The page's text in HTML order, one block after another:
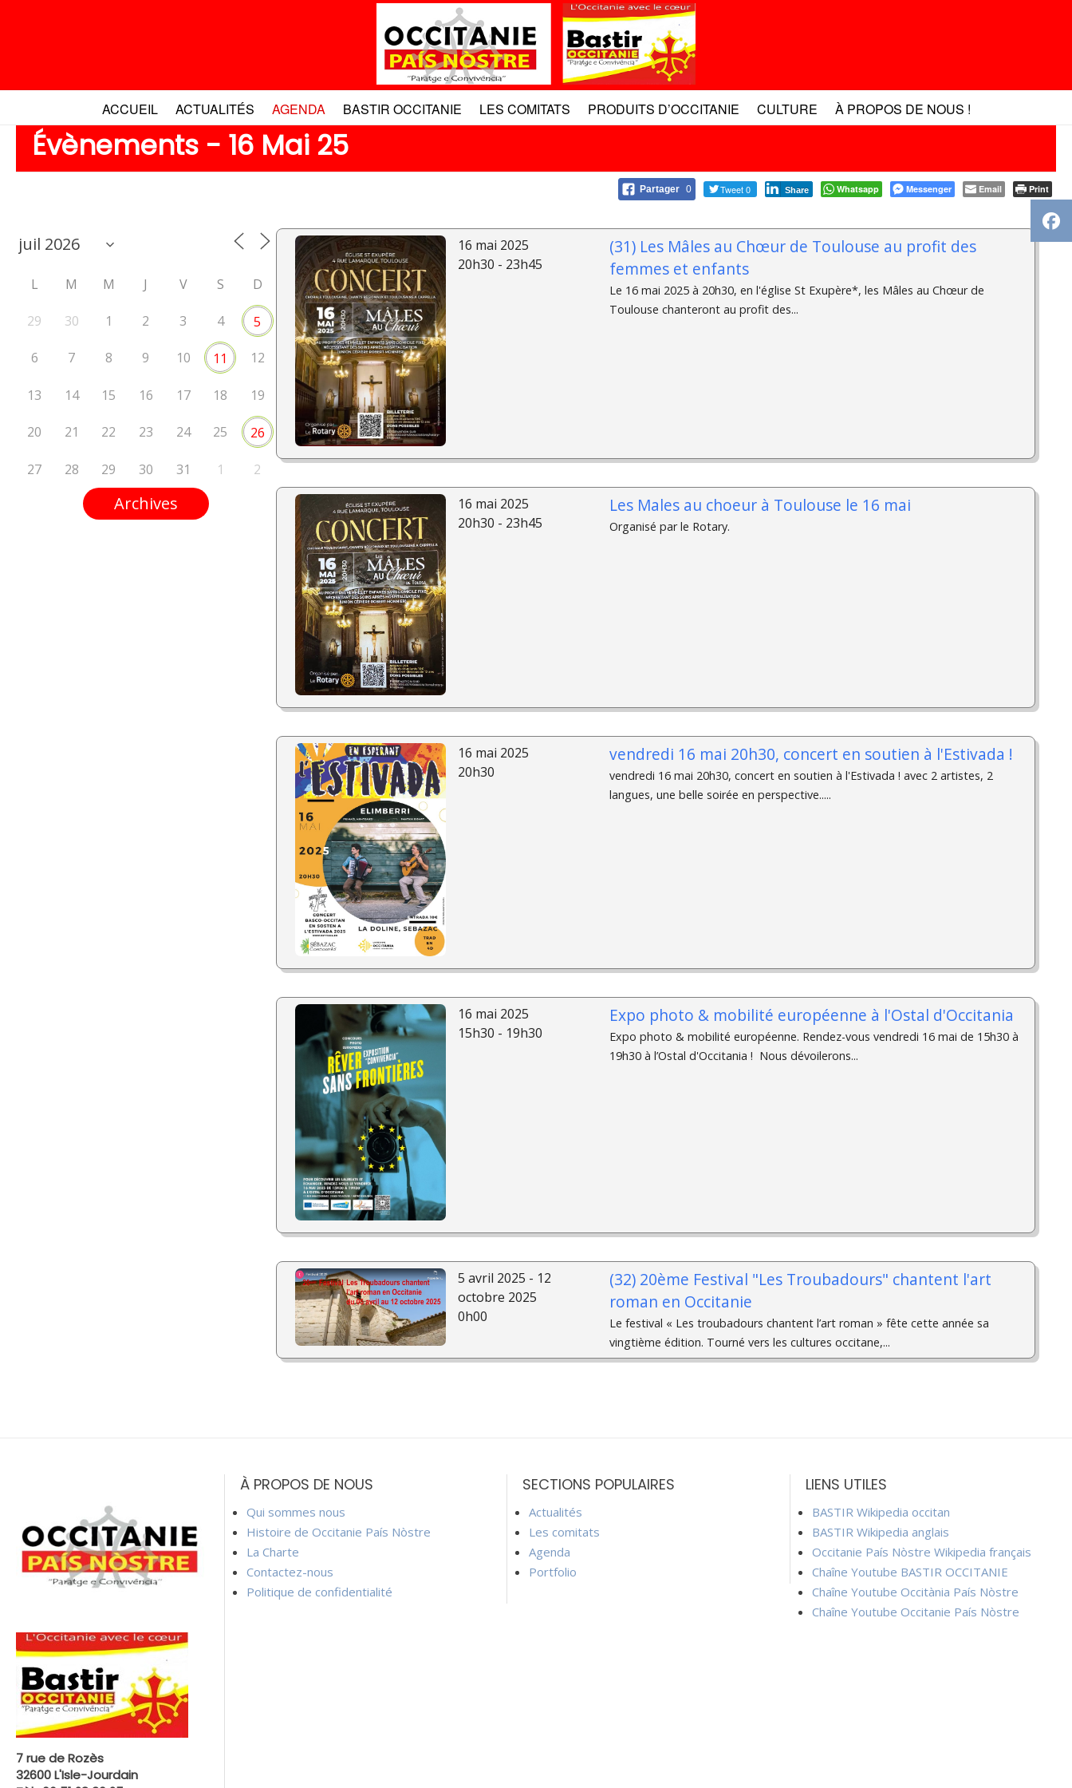
ACCUEIL ACTUALITÉS AGENDA BASTIR OCCITANIE LES COMITATS PRODUITS D’OCCITANIE CULTURE À PROPOS DE NOUS !
Évènements - 16 Mai 25
Partager 0 Tweet 0 Share Whatsapp Messenger Email Print
L M M J V S D
29 30 1 2 3 4 5
6 7 8 9 10 11 12
13 14 15 16 17 18 19
20 21 22 23 24 25 26
27 28 29 30 31 1 2
Archives
16 mai 2025
20h30 - 23h45
(31) Les Mâles au Chœur de Toulouse au profit des
femmes et enfants
Le 16 mai 2025 à 20h30, en l'église St Exupère*, les Mâles au Chœur de
Toulouse chanteront au profit des...
16 mai 2025
20h30 - 23h45
Les Males au choeur à Toulouse le 16 mai
Organisé par le Rotary.
16 mai 2025
20h30
vendredi 16 mai 20h30, concert en soutien à l'Estivada !
vendredi 16 mai 20h30, concert en soutien à l'Estivada ! avec 2 artistes, 2
langues, une belle soirée en perspective.....
16 mai 2025
15h30 - 19h30
Expo photo & mobilité européenne à l'Ostal d'Occitania
Expo photo & mobilité européenne. Rendez-vous vendredi 16 mai de 15h30 à
19h30 à l’Ostal d'Occitania ! ­ Nous dévoilerons...
5 avril 2025 - 12
octobre 2025
0h00
(32) 20ème Festival "Les Troubadours" chantent l'art
roman en Occitanie
Le festival « Les troubadours chantent l’art roman » fête cette année sa
vingtième édition. Tourné vers les cultures occitane,...
7 rue de Rozès
32600 L'Isle-Jourdain
À PROPOS DE NOUS
Qui sommes nous
Histoire de Occitanie País Nòstre
La Charte
Contactez-nous
Politique de confidentialité
SECTIONS POPULAIRES
Actualités
Les comitats
Agenda
Portfolio
LIENS UTILES
BASTIR Wikipedia occitan
BASTIR Wikipedia anglais
Occitanie País Nòstre Wikipedia français
Chaîne Youtube BASTIR OCCITANIE
Chaîne Youtube Occitània País Nòstre
Chaîne Youtube Occitanie País Nòstre